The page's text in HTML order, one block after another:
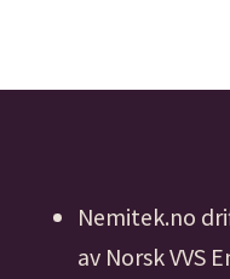
Nemitek.no
av Norsk VVS